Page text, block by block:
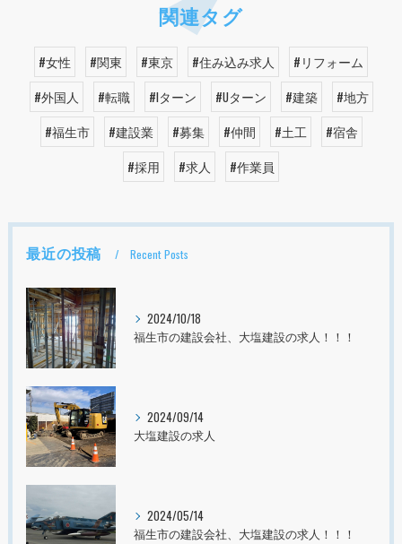
関連タグ
#女性 #関東 #東京 #住み込み求人
#リフォーム
#外国人
#転職 #Iターン #Uターン #建築
#地方
#福生市
#建設業 #募集 #仲間 #土工
#宿舎
#採用
#求人 #作業員
最近の投稿 Recent Posts
2024/10/18
福生市の建設会社、大塩建設の求人！！！
2024/09/14
大塩建設の求人
2024/05/14
福生市の建設会社、大塩建設の求人！！！